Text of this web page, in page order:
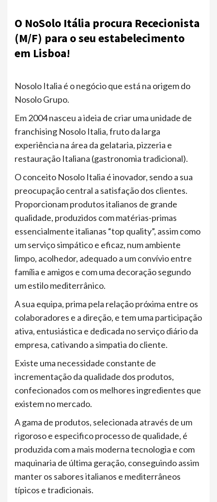
O NoSolo Itália procura Rececionista
(M/F) para o seu estabelecimento
em Lisboa!
Nosolo Italia é o negócio que está na origem do
Nosolo Grupo.
Em 2004 nasceu a ideia de criar uma unidade de
franchising Nosolo Italia, fruto da larga
experiência na área da gelataria, pizzeria e
restauração Italiana (gastronomia tradicional).
O conceito Nosolo Italia é inovador, sendo a sua
preocupação central a satisfação dos clientes.
Proporcionam produtos italianos de grande
qualidade, produzidos com matérias-primas
essencialmente italianas “top quality”, assim como
um serviço simpático e eficaz, num ambiente
limpo, acolhedor, adequado a um convívio entre
família e amigos e com uma decoração segundo
um estilo mediterrânico.
A sua equipa, prima pela relação próxima entre os
colaboradores e a direção, e tem uma participação
ativa, entusiástica e dedicada no serviço diário da
empresa, cativando a simpatia do cliente.
Existe uma necessidade constante de
incrementação da qualidade dos produtos,
confecionados com os melhores ingredientes que
existem no mercado.
A gama de produtos, selecionada através de um
rigoroso e especifico processo de qualidade, é
produzida com a mais moderna tecnologia e com
maquinaria de última geração, conseguindo assim
manter os sabores italianos e mediterrâneos
típicos e tradicionais.